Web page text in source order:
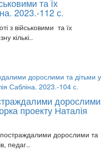
та їх
2023.-112 с.
з військовими та їх
кількі..
дорослими
проекту Наталія
постраждалими дорослими та
педаг..